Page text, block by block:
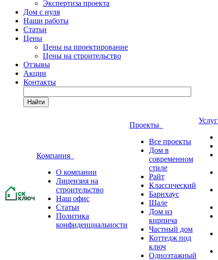
Экспертиза проекта
Дом с нуля
Наши работы
Статьи
Цены
Цены на проектирование
Цены на строительство
Отзывы
Акции
Контакты
Найти
Компания
О компании
Лицензия на
строительство
Наш офис
Статьи
Политика
конфиденциальности
Проекты
Все проекты
Дом в
современном
стиле
Райт
Классический
Барнхаус
Шале
Дом из
кирпича
Частный дом
Коттедж под
ключ
Одноэтажный